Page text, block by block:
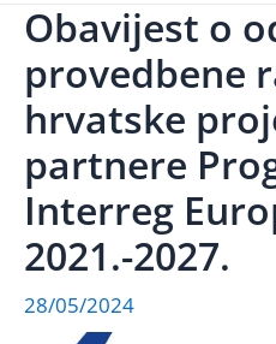
Obavijest o
provedbene
hrvatske
partnere
Interreg
2021.-2027.
28/05/2024